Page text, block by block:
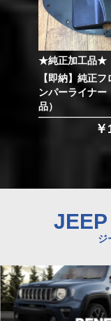
★純正加工品★
【即納】純正
ンパーライナー
品）
ジ